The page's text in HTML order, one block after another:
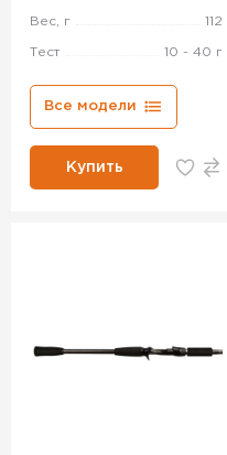
Вес, г 112
Тест 10 - 40 г
Все модели
Купить